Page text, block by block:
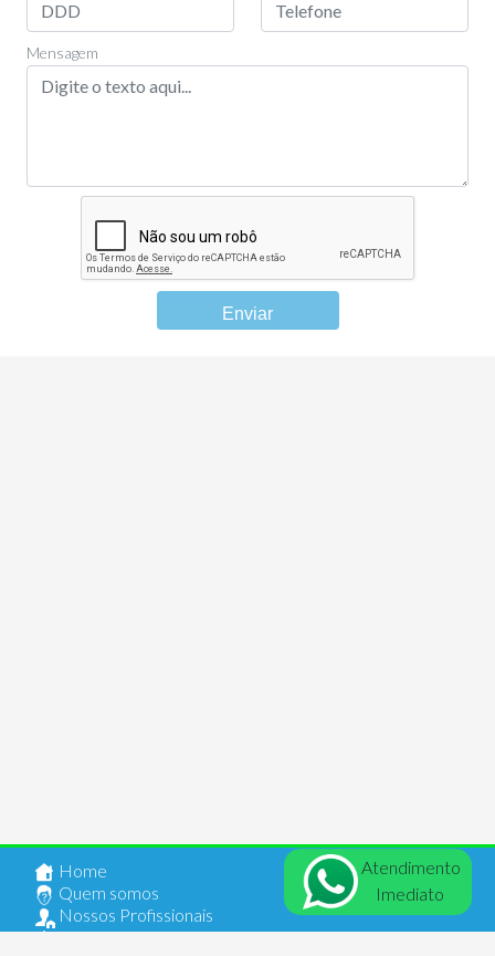
Mensagem
Home
Quem somos
Nossos Profissionais
Anuncie seu Imóvel
Atendimento
Imediato